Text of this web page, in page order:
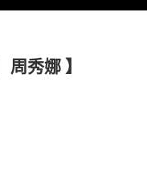
周秀娜 】